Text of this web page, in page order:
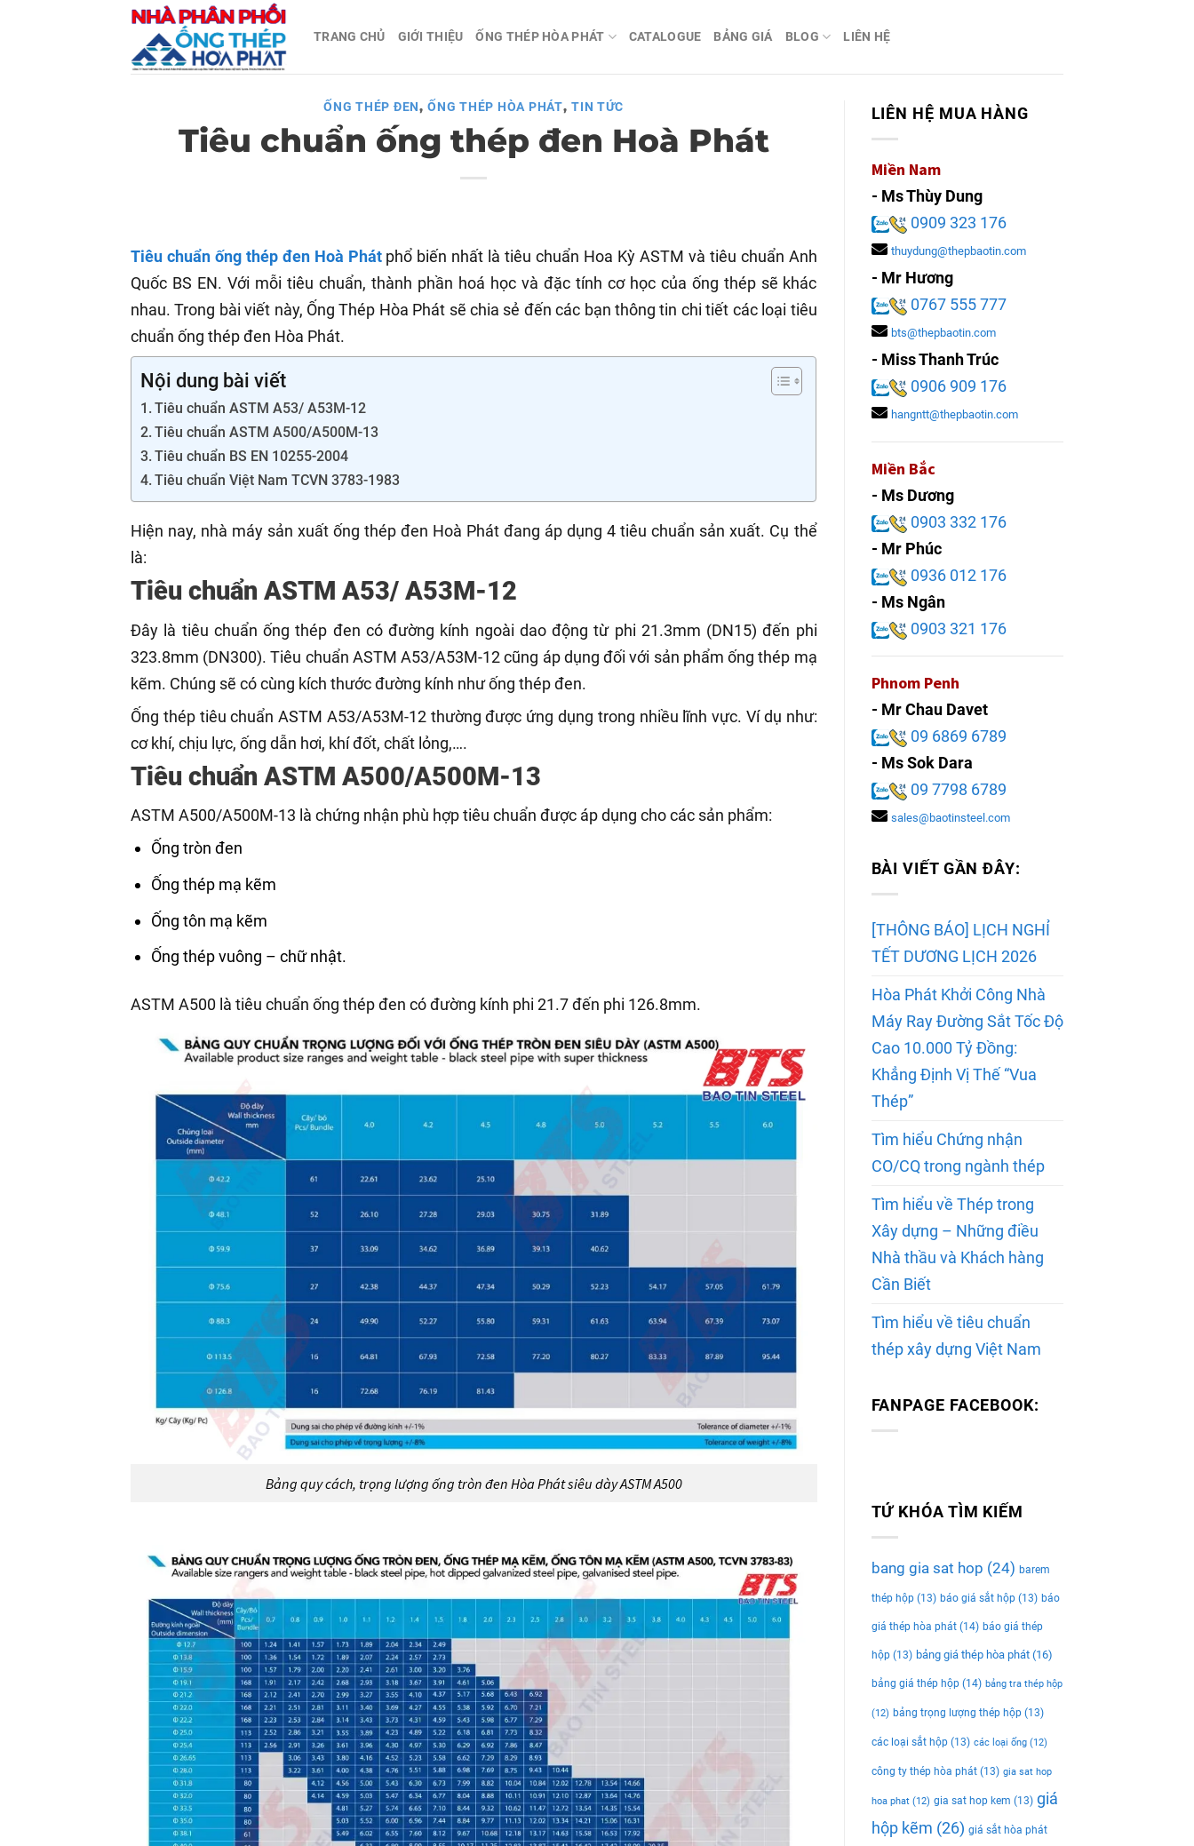
TRANG CHỦ GIỚI THIỆU ỐNG THÉP HÒA PHÁT CATALOGUE BẢNG GIÁ BLOG LIÊN HỆ
ỐNG THÉP ĐEN,ỐNG THÉP HÒA PHÁT,TIN TỨC
Tiêu chuẩn ống thép đen Hoà Phát
Tiêu chuẩn ống thép đen Hoà Phátphổ biến nhất là tiêu chuẩn Hoa Kỳ ASTM và tiêu chuẩn Anh
Quốc BS EN. Với mỗi tiêu chuẩn, thành phần hoá học và đặc tính cơ học của ống thép sẽ khác
nhau. Trong bài viết này, Ống Thép Hòa Phát sẽ chia sẻ đến các bạn thông tin chi tiết các loại tiêu
chuẩn ống thép đen Hòa Phát.
Nội dung bài viết
Tiêu chuẩn ASTM A53/ A53M-12
Tiêu chuẩn ASTM A500/A500M-13
Tiêu chuẩn BS EN 10255-2004
Tiêu chuẩn Việt Nam TCVN 3783-1983
Hiện nay, nhà máy sản xuất ống thép đen Hoà Phát đang áp dụng 4 tiêu chuẩn sản xuất. Cụ thể
là:
Tiêu chuẩn ASTM A53/ A53M-12
Đây là tiêu chuẩn ống thép đen có đường kính ngoài dao động từ phi 21.3mm (DN15) đến phi
323.8mm (DN300). Tiêu chuẩn ASTM A53/A53M-12 cũng áp dụng đối với sản phẩm ống thép mạ
kẽm. Chúng sẽ có cùng kích thước đường kính như ống thép đen.
Ống thép tiêu chuẩn ASTM A53/A53M-12 thường được ứng dụng trong nhiều lĩnh vực. Ví dụ như:
cơ khí, chịu lực, ống dẫn hơi, khí đốt, chất lỏng,….
Tiêu chuẩn ASTM A500/A500M-13
ASTM A500/A500M-13 là chứng nhận phù hợp tiêu chuẩn được áp dụng cho các sản phẩm:
Ống tròn đen
Ống thép mạ kẽm
Ống tôn mạ kẽm
Ống thép vuông – chữ nhật.
ASTM A500 là tiêu chuẩn ống thép đen có đường kính phi 21.7 đến phi 126.8mm.
Bảng quy cách, trọng lượng ống tròn đen Hòa Phát siêu dày ASTM A500
LIÊN HỆ MUA HÀNG
Miền Nam
- Ms Thùy Dung
0909 323 176
thuydung@thepbaotin.com
- Mr Hương
0767 555 777
bts@thepbaotin.com
- Miss Thanh Trúc
0906 909 176
hangntt@thepbaotin.com
Miền Bắc
- Ms Dương
0903 332 176
- Mr Phúc
0936 012 176
- Ms Ngân
0903 321 176
Phnom Penh
- Mr Chau Davet
09 6869 6789
- Ms Sok Dara
09 7798 6789
sales@baotinsteel.com
BÀI VIẾT GẦN ĐÂY:
[THÔNG BÁO] LỊCH NGHỈ
TẾT DƯƠNG LỊCH 2026
Hòa Phát Khởi Công Nhà
Máy Ray Đường Sắt Tốc Độ
Cao 10.000 Tỷ Đồng:
Khẳng Định Vị Thế “Vua
Thép”
Tìm hiểu Chứng nhận
CO/CQ trong ngành thép
Tìm hiểu về Thép trong
Xây dựng – Những điều
Nhà thầu và Khách hàng
Cần Biết
Tìm hiểu về tiêu chuẩn
thép xây dựng Việt Nam
FANPAGE FACEBOOK:
TỨ KHÓA TÌM KIẾM
bang gia sat hop (24) barem
thép hộp(13) báo giá sắt hộp(13) báo
giá thép hòa phát(14) báo giá thép
hộp(13) bảng giá thép hòa phát(16)
bảng giá thép hộp(14) bảng tra thép hộp
(12) bảng trọng lượng thép hộp(13)
các loại sắt hộp(13) các loại ống(12)
công ty thép hòa phát(13) gia sat hop
hoa phat(12) gia sat hop kem (13) giá
hộp kẽm (26) giá sắt hòa phát